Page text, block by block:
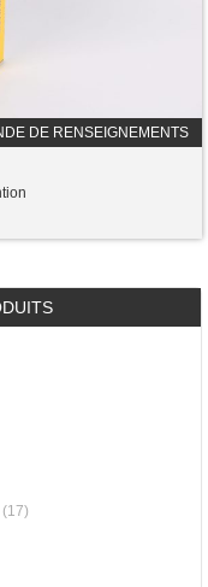
DE RENSEIGNEMENTS
(17)